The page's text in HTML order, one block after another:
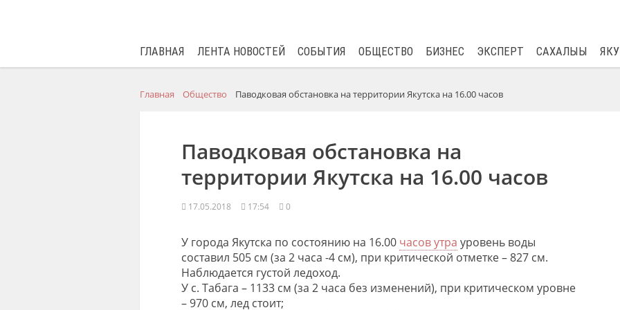
ГЛАВНАЯ ЛЕНТА НОВОСТЕЙ СОБЫТИЯ ОБЩЕСТВО БИЗНЕС ЭКСПЕРТ САХАЛЫЫ
Главная Общество Паводковая обстановка на территории Якутска на 16.00 часов
Паводковая обстановка на
территории Якутска на 16.00 часов
17.05.2018 17:54 0
У города Якутска по состоянию на 16.00 часов утра уровень воды
составил 505 см (за 2 часа -4 см), при критической отметке – 827 см.
Наблюдается густой ледоход.
У с. Табага – 1133 см (за 2 часа без изменений), при критическом уровне
– 970 см, лед стоит;